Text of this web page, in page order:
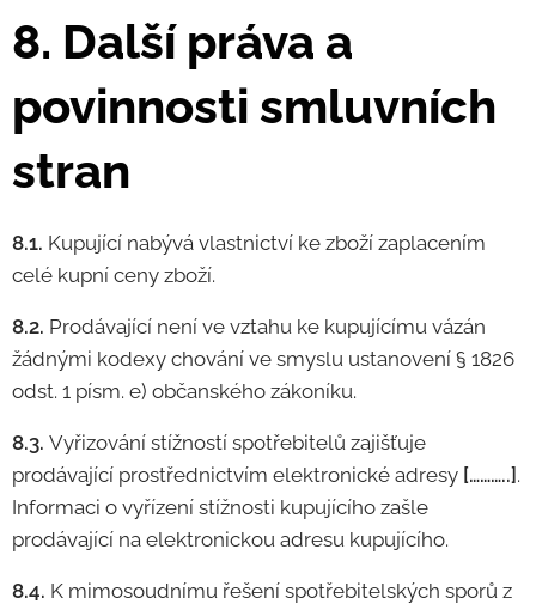
8. Další práva a
povinnosti smluvních
stran
8.1. Kupující nabývá vlastnictví ke zboží zaplacením
celé kupní ceny zboží.
8.2. Prodávající není ve vztahu ke kupujícímu vázán
žádnými kodexy chování ve smyslu ustanovení § 1826
odst. 1 písm. e) občanského zákoníku.
8.3. Vyřizování stížností spotřebitelů zajišťuje
prodávající prostřednictvím elektronické adresy [………..] .
Informaci o vyřízení stížnosti kupujícího zašle
prodávající na elektronickou adresu kupujícího.
8.4. K mimosoudnímu řešení spotřebitelských sporů z